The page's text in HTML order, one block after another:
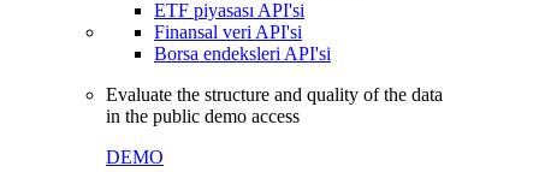
ETF piyasası API'si
Finansal veri API'si
Borsa endeksleri API'si
Evaluate the structure and quality of the data
in the public demo access
DEMO